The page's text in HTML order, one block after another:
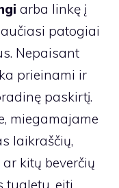
arba linkę į
patogiai
Nepaisant
prieinami ir
paskirtį.
miegamajame
laikraščių,
kitų beverčių
tualetu, eiti